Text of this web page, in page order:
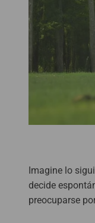
Imagine lo
decide
preocuparse